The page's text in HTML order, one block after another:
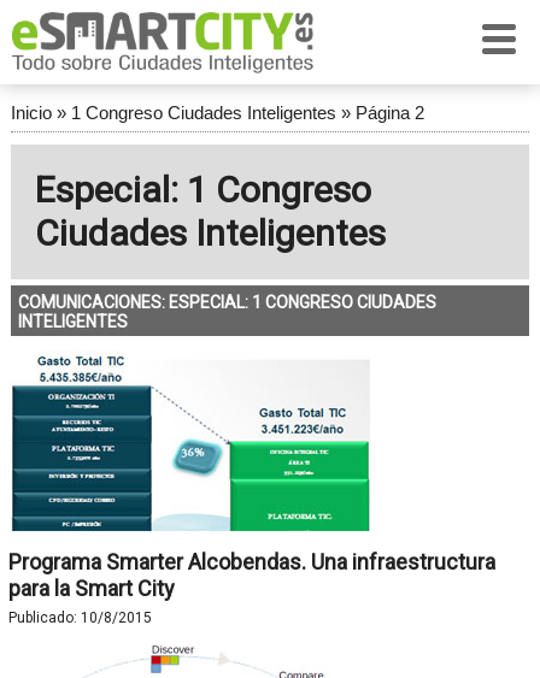
Inicio» 1 Congreso Ciudades Inteligentes » Página 2
Especial: 1 Congreso
Ciudades Inteligentes
COMUNICACIONES: ESPECIAL: 1 CONGRESO CIUDADES
INTELIGENTES
Programa Smarter Alcobendas. Una infraestructura
para la Smart City
Publicado: 10/8/2015